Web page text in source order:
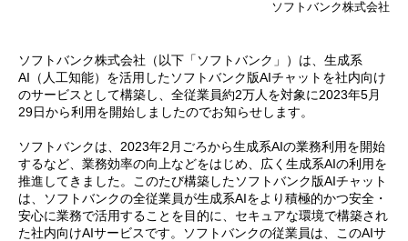
ソフトバンク株式会社
ソフトバンク株式会社（以下「ソフトバンク」）は、生成系
AI（人工知能）を活用したソフトバンク版AIチャットを社内向け
のサービスとして構築し、全従業員約2万人を対象に2023年5月
29日から利用を開始しましたのでお知らせします。
ソフトバンクは、2023年2月ごろから生成系AIの業務利用を開始
するなど、業務効率の向上などをはじめ、広く生成系AIの利用を
推進してきました。このたび構築したソフトバンク版AIチャット
は、ソフトバンクの全従業員が生成系AIをより積極的かつ安全・
安心に業務で活用することを目的に、セキュアな環境で構築され
た社内向けAIサービスです。ソフトバンクの従業員は、このAIサ